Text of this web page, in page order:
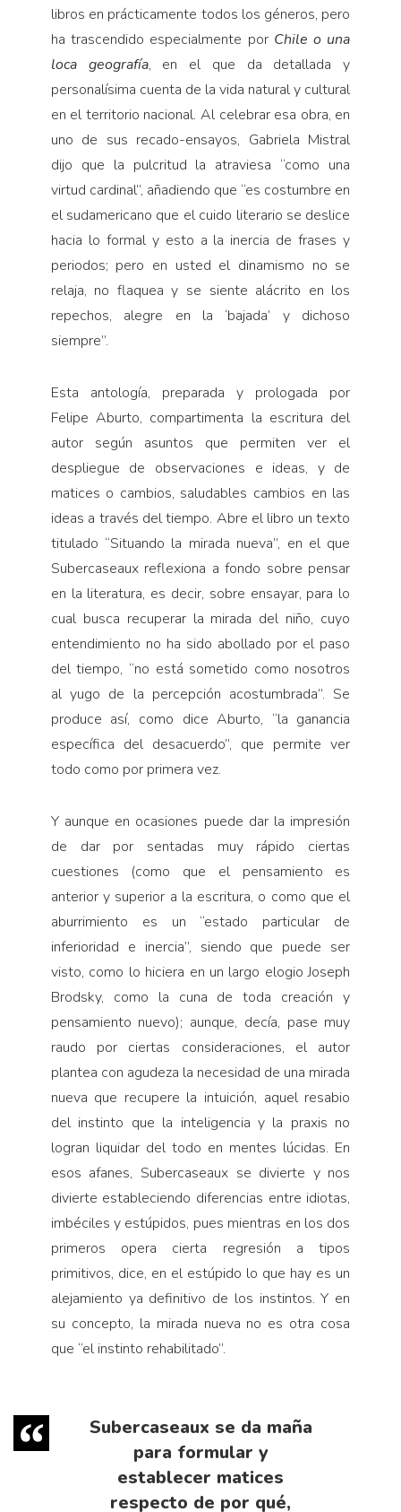
Relecturas
Sociedad
Turismo accidental
Vidas paralelas
libros en prácticamente todos los géneros, pero
ha trascendido especialmente por Chile o una
loca geografía, en el que da detallada y
personalísima cuenta de la vida natural y cultural
en el territorio nacional. Al celebrar esa obra, en
uno de sus recado-ensayos, Gabriela Mistral
dijo que la pulcritud la atraviesa “como una
virtud cardinal”, añadiendo que “es costumbre en
el sudamericano que el cuido literario se deslice
hacia lo formal y esto a la inercia de frases y
periodos; pero en usted el dinamismo no se
relaja, no flaquea y se siente alácrito en los
repechos, alegre en la ‘bajada’ y dichoso
siempre”.
Esta antología, preparada y prologada por
Felipe Aburto, compartimenta la escritura del
autor según asuntos que permiten ver el
despliegue de observaciones e ideas, y de
matices o cambios, saludables cambios en las
ideas a través del tiempo. Abre el libro un texto
titulado “Situando la mirada nueva”, en el que
Subercaseaux reflexiona a fondo sobre pensar
en la literatura, es decir, sobre ensayar, para lo
cual busca recuperar la mirada del niño, cuyo
entendimiento no ha sido abollado por el paso
del tiempo, “no está sometido como nosotros
al yugo de la percepción acostumbrada”. Se
produce así, como dice Aburto, “la ganancia
específica del desacuerdo”, que permite ver
todo como por primera vez.
Y aunque en ocasiones puede dar la impresión
de dar por sentadas muy rápido ciertas
cuestiones (como que el pensamiento es
anterior y superior a la escritura, o como que el
aburrimiento es un “estado particular de
inferioridad e inercia”, siendo que puede ser
visto, como lo hiciera en un largo elogio Joseph
Brodsky, como la cuna de toda creación y
pensamiento nuevo); aunque, decía, pase muy
raudo por ciertas consideraciones, el autor
plantea con agudeza la necesidad de una mirada
nueva que recupere la intuición, aquel resabio
del instinto que la inteligencia y la praxis no
logran liquidar del todo en mentes lúcidas. En
esos afanes, Subercaseaux se divierte y nos
divierte estableciendo diferencias entre idiotas,
imbéciles y estúpidos, pues mientras en los dos
primeros opera cierta regresión a tipos
primitivos, dice, en el estúpido lo que hay es un
alejamiento ya definitivo de los instintos. Y en
su concepto, la mirada nueva no es otra cosa
que “el instinto rehabilitado”.
Subercaseaux se da maña
para formular y
establecer matices
respecto de por qué,